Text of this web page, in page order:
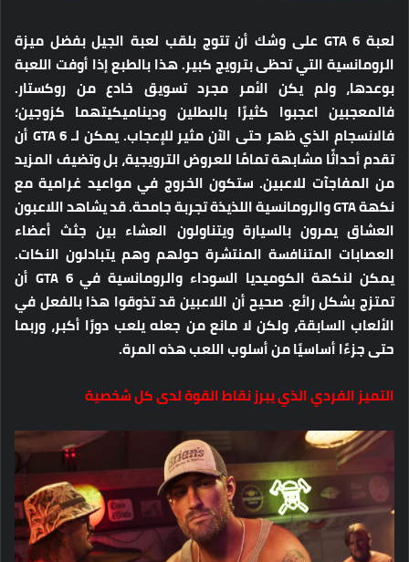
لعبة GTA 6 على وشك أن تتوج بلقب لعبة الجيل بفضل ميزة
الرومانسية التي تحظى بترويج كبير. هذا بالطبع إذا أوفت اللعبة
بوعدها، ولم يكن الأمر مجرد تسويق خادع من روكستار.
فالمعجبين اعجبوا كثيرًا بالبطلين وديناميكيتهما كزوجين؛
فالانسجام الذي ظهر حتى الآن مثير للإعجاب. يمكن لـ GTA 6 أن
تقدم أحداثًا مشابهة تمامًا للعروض الترويجية، بل وتضيف المزيد
من المفاجآت للاعبين. ستكون الخروج في مواعيد غرامية مع
نكهة GTA والرومانسية اللذيذة تجربة جامحة. قد يشاهد اللاعبون
العشاق يمرون بالسيارة ويتناولون العشاء بين جثث أعضاء
العصابات المتنافسة المنتشرة حولهم وهم يتبادلون النكات.
يمكن لنكهة الكوميديا ​​السوداء والرومانسية في GTA 6 أن
تمتزج بشكل رائع. صحيح أن اللاعبين قد تذوقوا هذا بالفعل في
الألعاب السابقة، ولكن لا مانع من جعله يلعب دورًا أكبر، وربما
حتى جزءًا أساسيًا من أسلوب اللعب هذه المرة.
التميز الفردي الذي يبرز نقاط القوة لدى كل شخصية